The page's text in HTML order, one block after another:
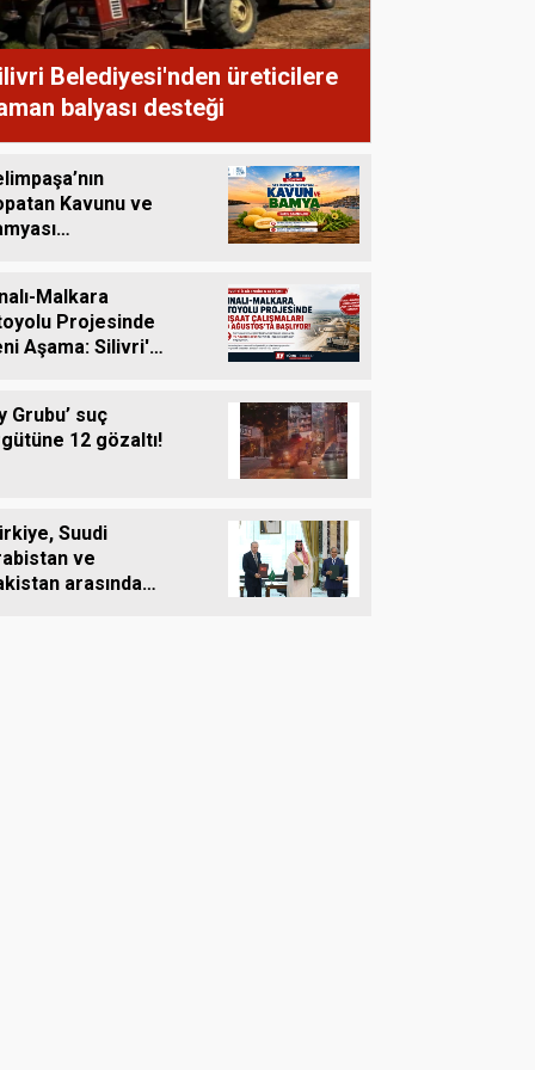
çocuklar
Belediyesi'nden üreticilere
balyası desteği
Kavunu ve
Malkara
Projesinde
Aşama: Silivri'yi
Başlıyor
Grubu’ suç
12 gözaltı!
Suudi
ve
arasında